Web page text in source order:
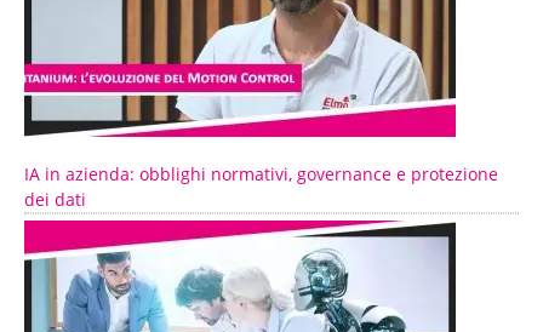
IA in azienda: obblighi normativi, governance e protezione
dei dati